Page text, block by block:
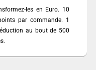
les en Euro. 10
par commande. 1
au bout de 500